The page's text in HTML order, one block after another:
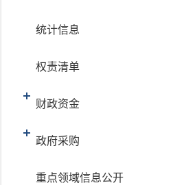
统计信息
权责清单
财政资金
政府采购
重点领域信息公开